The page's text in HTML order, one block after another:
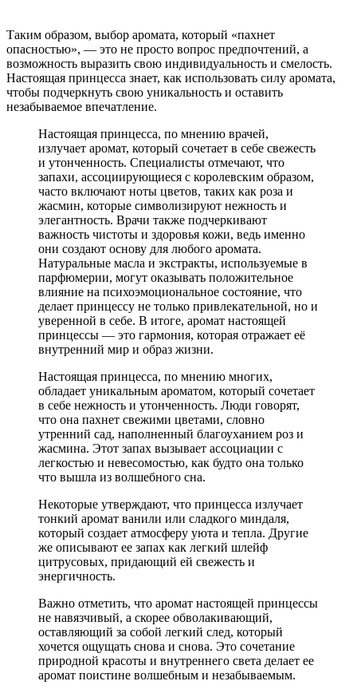
Таким образом, выбор аромата, который «пахнет
опасностью», — это не просто вопрос предпочтений, а
возможность выразить свою индивидуальность и смелость.
Настоящая принцесса знает, как использовать силу аромата,
чтобы подчеркнуть свою уникальность и оставить
незабываемое впечатление.
Настоящая принцесса, по мнению врачей,
излучает аромат, который сочетает в себе свежесть
и утонченность. Специалисты отмечают, что
запахи, ассоциирующиеся с королевским образом,
часто включают ноты цветов, таких как роза и
жасмин, которые символизируют нежность и
элегантность. Врачи также подчеркивают
важность чистоты и здоровья кожи, ведь именно
они создают основу для любого аромата.
Натуральные масла и экстракты, используемые в
парфюмерии, могут оказывать положительное
влияние на психоэмоциональное состояние, что
делает принцессу не только привлекательной, но и
уверенной в себе. В итоге, аромат настоящей
принцессы — это гармония, которая отражает её
внутренний мир и образ жизни.
Настоящая принцесса, по мнению многих,
обладает уникальным ароматом, который сочетает
в себе нежность и утонченность. Люди говорят,
что она пахнет свежими цветами, словно
утренний сад, наполненный благоуханием роз и
жасмина. Этот запах вызывает ассоциации с
легкостью и невесомостью, как будто она только
что вышла из волшебного сна.
Некоторые утверждают, что принцесса излучает
тонкий аромат ванили или сладкого миндаля,
который создает атмосферу уюта и тепла. Другие
же описывают ее запах как легкий шлейф
цитрусовых, придающий ей свежесть и
энергичность.
Важно отметить, что аромат настоящей принцессы
не навязчивый, а скорее обволакивающий,
оставляющий за собой легкий след, который
хочется ощущать снова и снова. Это сочетание
природной красоты и внутреннего света делает ее
аромат поистине волшебным и незабываемым.